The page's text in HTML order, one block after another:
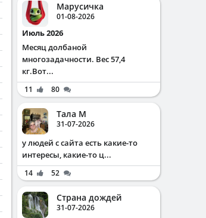
Марусичка
01-08-2026
Июль 2026
Месяц долбаной
многозадачности. Вес 57,4
кг.Вот...
11 80
Тала М
31-07-2026
у людей с сайта есть какие-то
интересы, какие-то ц...
14 52
Страна дождей
31-07-2026